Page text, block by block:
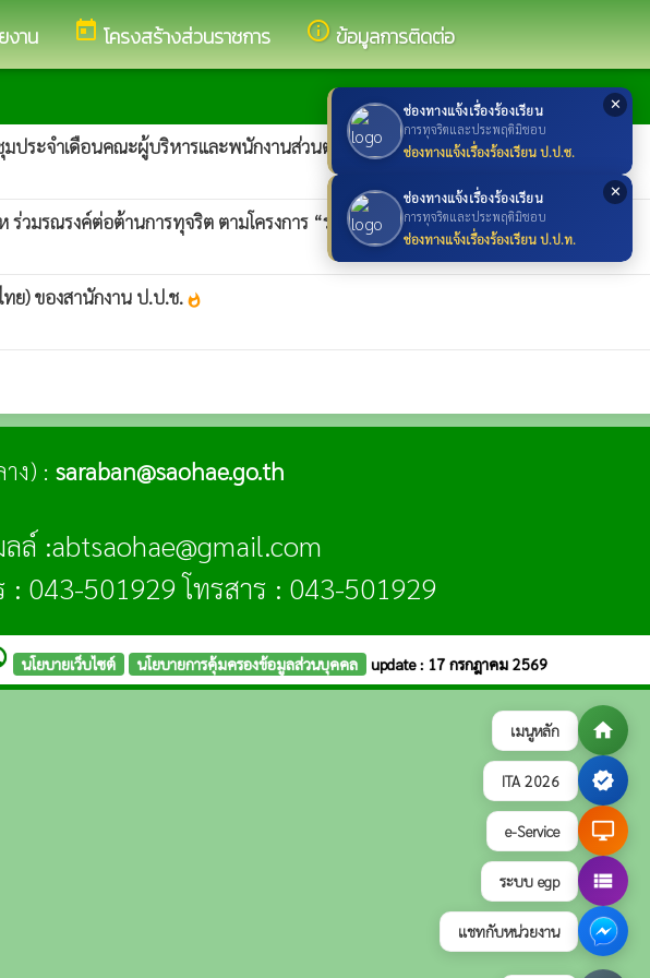
เมนูหลัก home
ITA 2026 verified
e-Service desktop_windows
ระบบ egp view_list
แชทกับหน่วยงาน
✕
ช่องทางแจ้งเรื่องร้องเรียน
การทุจริตและประพฤติมิชอบ
ช่องทางแจ้งเรื่องร้องเรียน ป.ป.ช.
✕
ช่องทางแจ้งเรื่องร้องเรียน
การทุจริตและประพฤติมิชอบ
ช่องทางแจ้งเรื่องร้องเรียน ป.ป.ท.
งาน todayโครงสร้างส่วนราชการ info_outline ข้อมูลการติดต่อ
ประจำเดือนคณะผู้บริหารและพนักงานส่วนตำบล พนักงานจ้าง องค์whatshot
วมรณรงค์ต่อต้านการทุจริต ตามโครงการ “รณรงค์ต้านภัยwhatshot
ย) ของสานักงาน ป.ป.ช. whatshot
ง) : saraban@saohae.go.th
ลล์ :abtsaohae@gmail.com
: 043-501929 โทรสาร : 043-501929
นโยบายเว็บไซต์ นโยบายการคุ้มครองข้อมูลส่วนบุคคล update : 17 กรกฎาคม 2569